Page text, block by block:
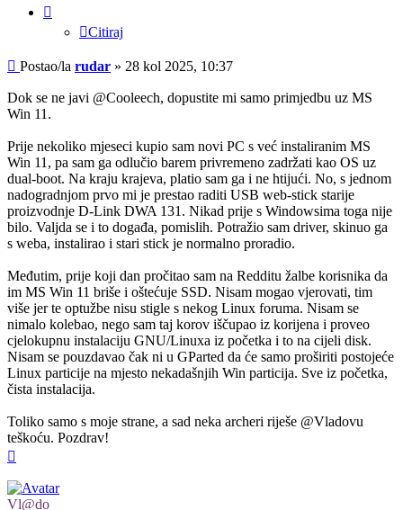
Citiraj
Post
Postao/la rudar » 28 kol 2025, 10:37
Dok se ne javi @Cooleech, dopustite mi samo primjedbu uz MS
Win 11.
Prije nekoliko mjeseci kupio sam novi PC s već instaliranim MS
Win 11, pa sam ga odlučio barem privremeno zadržati kao OS uz
dual-boot. Na kraju krajeva, platio sam ga i ne htijući. No, s jednom
nadogradnjom prvo mi je prestao raditi USB web-stick starije
proizvodnje D-Link DWA 131. Nikad prije s Windowsima toga nije
bilo. Valjda se i to događa, pomislih. Potražio sam driver, skinuo ga
s weba, instalirao i stari stick je normalno proradio.
Međutim, prije koji dan pročitao sam na Redditu žalbe korisnika da
im MS Win 11 briše i oštećuje SSD. Nisam mogao vjerovati, tim
više jer te optužbe nisu stigle s nekog Linux foruma. Nisam se
nimalo kolebao, nego sam taj korov iščupao iz korijena i proveo
cjelokupnu instalaciju GNU/Linuxa iz početka i to na cijeli disk.
Nisam se pouzdavao čak ni u GParted da će samo proširiti postojeće
Linux particije na mjesto nekadašnjih Win particija. Sve iz početka,
čista instalacija.
Toliko samo s moje strane, a sad neka archeri riješe @Vladovu
teškoću. Pozdrav!
Vl@do